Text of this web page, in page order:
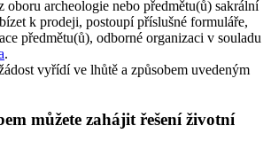
oboru archeologie nebo předmětu(ů) sakrální
k prodeji, postoupí příslušné formuláře,
předmětu(ů), odborné organizaci v souladu
.
vyřídí ve lhůtě a způsobem uvedeným
můžete zahájit řešení životní